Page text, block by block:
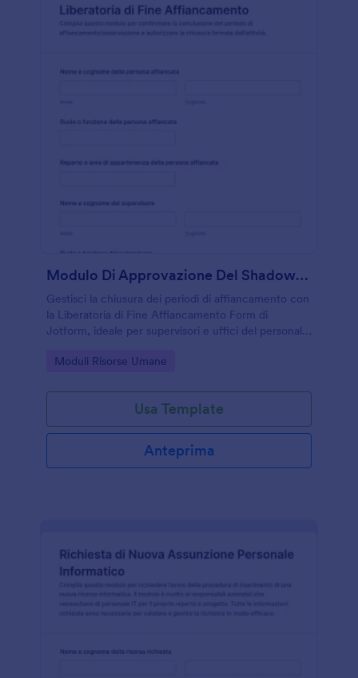
Modulo Di Approvazione Del Shadowing
Gestisci la chiusura dei periodi di affiancamento con
la Liberatoria di Fine Affiancamento Form di
Jotform, ideale per supervisori e uffici del personale
archiviare ogni risposta del modulo.
Go to Category:
Moduli Risorse Umane
Usa Template
Anteprima